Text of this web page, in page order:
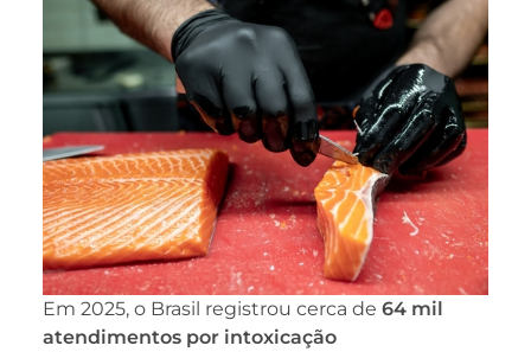
Em 2025, o Brasil registrou cerca de 64 mil
atendimentos por intoxicação